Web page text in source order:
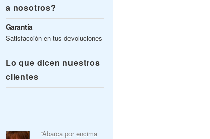
a nosotros?
Garantía
Satisfacción en tus devoluciones
Lo que dicen nuestros
clientes
“Abarca por encima